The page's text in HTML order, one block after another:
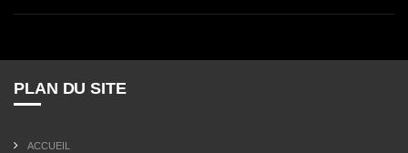
PLAN DU SITE
ACCUEIL